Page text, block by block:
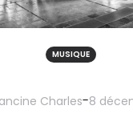
MUSIQUE
Charles-8